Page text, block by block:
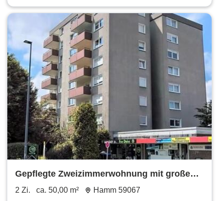
Gepflegte Zweizimmerwohnung mit großen
Balkon
2 Zi. ca. 50,00 m² Hamm 59067